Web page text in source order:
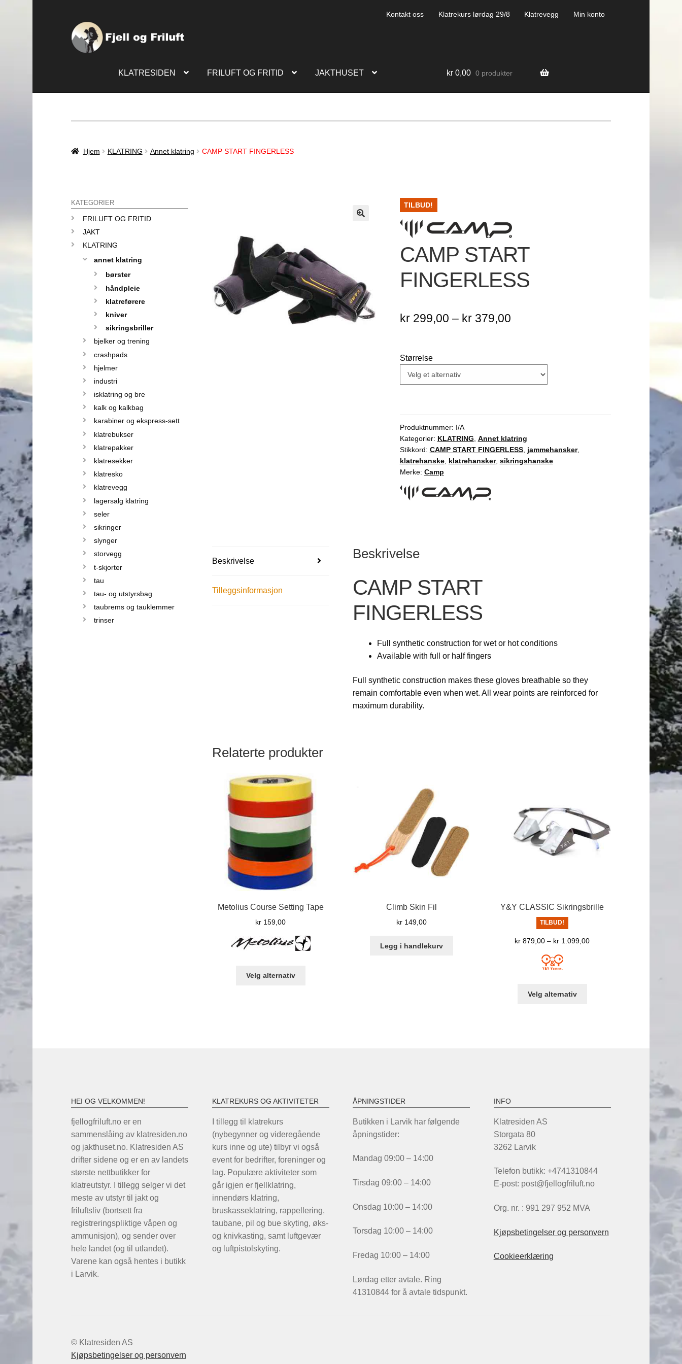
Kontakt oss Klatrekurs lørdag 29/8 Klatrevegg Min konto
KLATRESIDEN FRILUFT OG FRITID JAKTHUSET kr 0,00 0 produkter
Hjem KLATRING Annet klatring CAMP START FINGERLESS
TILBUD!
CAMP START
FINGERLESS
kr299,00 – kr379,00Prisområde:
kr 379,00
Størrelse
Produktnummer: I/A
Kategorier: KLATRING, Annet klatring
Stikkord: CAMP START FINGERLESS, jammehansker,
klatrehanske, klatrehansker, sikringshanske
Merke: Camp
Beskrivelse
Tilleggsinformasjon
Beskrivelse
CAMP START
FINGERLESS
Full synthetic construction for wet or hot conditions
Available with full or half fingers
Full synthetic construction makes these gloves breathable so they
remain comfortable even when wet. All wear points are reinforced for
maximum durability.
Relaterte produkter
Metolius Course Setting Tape
kr 159,00
Velg alternativ
Climb Skin Fil
kr149,00
Legg i handlekurv
Y&Y CLASSIC Sikringsbrille
TILBUD!
kr 879,00 – kr 1.099,00Prisområde:
Velg alternativ
KATEGORIER
FRILUFT OG FRITID
JAKT
KLATRING
annet klatring
børster
håndpleie
klatreførere
kniver
sikringsbriller
bjelker og trening
crashpads
hjelmer
industri
isklatring og bre
kalk og kalkbag
karabiner og ekspress-sett
klatrebukser
klatrepakker
klatresekker
klatresko
klatrevegg
lagersalg klatring
seler
sikringer
slynger
storvegg
t-skjorter
tau
tau- og utstyrsbag
taubrems og tauklemmer
trinser
HEI OG VELKOMMEN!
fjellogfriluft.no er en
sammenslåing av klatresiden.no
og jakthuset.no. Klatresiden AS
drifter sidene og er en av landets
største nettbutikker for
klatreutstyr. I tillegg selger vi det
meste av utstyr til jakt og
friluftsliv (bortsett fra
registreringspliktige våpen og
ammunisjon), og sender over
hele landet (og til utlandet).
Varene kan også hentes i butikk
i Larvik.
KLATREKURS OG AKTIVITETER
I tillegg til klatrekurs
(nybegynner og videregående
kurs inne og ute) tilbyr vi også
event for bedrifter, foreninger og
lag. Populære aktiviteter som
går igjen er fjellklatring,
innendørs klatring,
bruskasseklatring, rappellering,
taubane, pil og bue skyting, øks-
og knivkasting, samt luftgevær
og luftpistolskyting.
ÅPNINGSTIDER
Butikken i Larvik har følgende
åpningstider:
Mandag 09:00 – 14:00
Tirsdag 09:00 – 14:00
Onsdag 10:00 – 14:00
Torsdag 10:00 – 14:00
Fredag 10:00 – 14:00
Lørdag etter avtale. Ring
41310844 for å avtale tidspunkt.
INFO
Klatresiden AS
Storgata 80
3262 Larvik
Telefon butikk: +4741310844
E-post: post@fjellogfriluft.no
Org. nr. : 991 297 952 MVA
Kjøpsbetingelser og personvern
Cookieerklæring
© Klatresiden AS
Kjøpsbetingelser og personvern